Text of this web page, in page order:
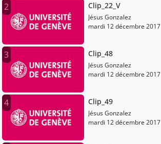
2 Clip_22_V
Jésus Gonzalez
mardi 12 décembre 2017
3 Clip_48
Jésus Gonzalez
mardi 12 décembre 2017
4 Clip_49
Jésus Gonzalez
mardi 12 décembre 2017